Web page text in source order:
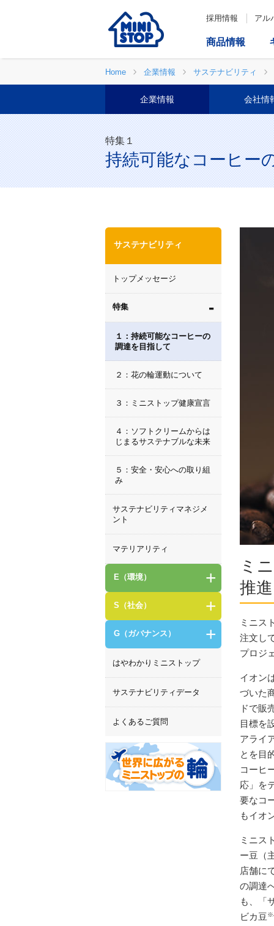
採用情報 アル
商品情報
Home 企業情報 サステナビリティ
企業情報 会社情
特集１
持続可能なコーヒー
ミ
推進
ミニス
注文し
プロジ
イオン
づいた
ドで販
目標を
アライ
とを目
コーヒ
応」を
要なコ
もイオ
ミニス
ー豆（
店舗に
の調達
も、「
ビカ豆
サステナビリティ
トップメッセージ
特集 -
１：持続可能なコーヒーの
調達を目指して
２：花の輪運動について
３：ミニストップ健康宣言
４：ソフトクリームからは
じまるサステナブルな未来
５：安全・安心への取り組
み
サステナビリティマネジメ
ント
マテリアリティ
E（環境） +
S（社会） +
G（ガバナンス） +
はやわかりミニストップ
サステナビリティデータ
よくあるご質問